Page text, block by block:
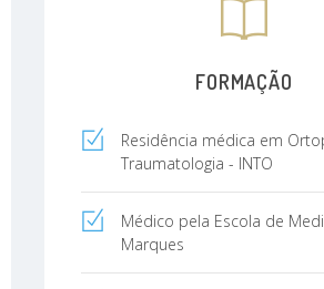
FORMAÇÃO
Residência médica em
Traumatologia - INTO
Médico pela Escola de
Marques